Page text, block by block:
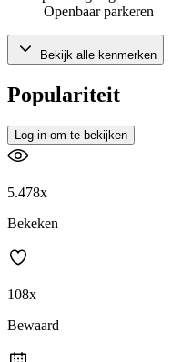
Openbaar parkeren
Bekijk alle kenmerken
Populariteit
Log in om te bekijken
5.478x
Bekeken
108x
Bewaard